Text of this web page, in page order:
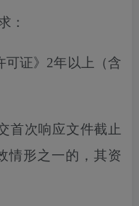
：
证》 2年以上（含
首次响应文件截止
情形之一的，其资